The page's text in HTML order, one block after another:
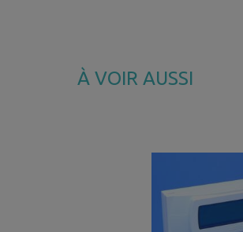
À VOIR AUSSI